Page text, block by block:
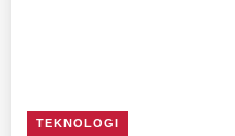
TEKNOLOGI